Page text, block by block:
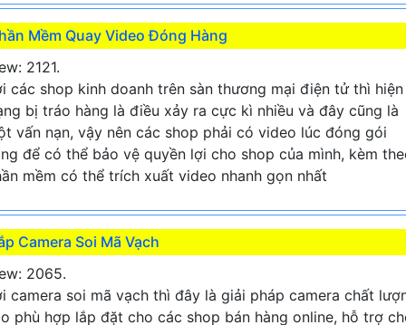
Mềm Quay Video Đóng Hàng
2121.
các shop kinh doanh trên sàn thương mại điện tử thì hiện
bị tráo hàng là điều xảy ra cực kì nhiều và đây cũng là
vấn nạn, vậy nên các shop phải có video lúc đóng gói
để có thể bảo vệ quyền lợi cho shop của mình, kèm
mềm có thể trích xuất video nhanh gọn nhất
Camera Soi Mã Vạch
2065.
camera soi mã vạch thì đây là giải pháp camera chất
phù hợp lắp đặt cho các shop bán hàng online, hỗ trợ